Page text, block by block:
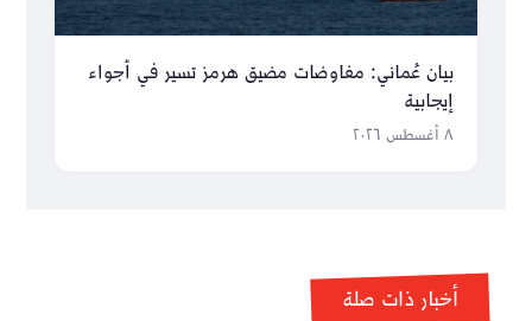
بيان عُماني: مفاوضات مضيق هرمز تسير في أجواء
إيجابية
٨ أغسطس ٢٠٢٦
أخبار ذات صلة